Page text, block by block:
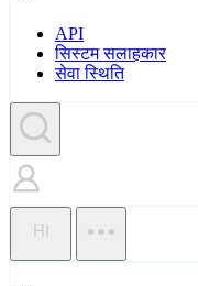
API
सिस्टम सलाहकार
सेवा स्थिति
HI